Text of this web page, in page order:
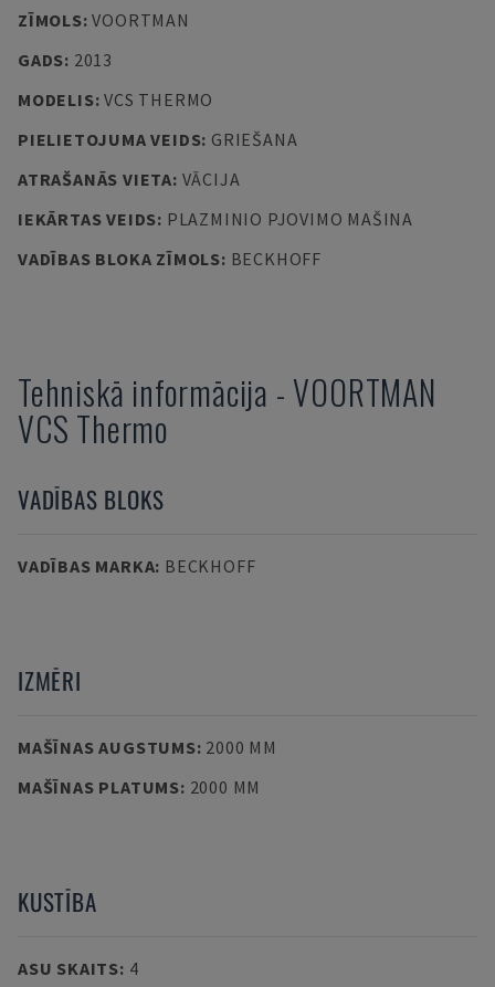
ZĪMOLS:VOORTMAN
GADS: 2013
MODELIS:VCS THERMO
PIELIETOJUMA VEIDS: GRIEŠANA
ATRAŠANĀS VIETA: VĀCIJA
IEKĀRTAS VEIDS: PLAZMINIO PJOVIMO MAŠINA
VADĪBAS BLOKA ZĪMOLS: BECKHOFF
Tehniskā informācija - VOORTMAN
VCS Thermo
VADĪBAS BLOKS
VADĪBAS MARKA: BECKHOFF
IZMĒRI
MAŠĪNAS AUGSTUMS: 2000 MM
MAŠĪNAS PLATUMS: 2000 MM
KUSTĪBA
ASU SKAITS: 4